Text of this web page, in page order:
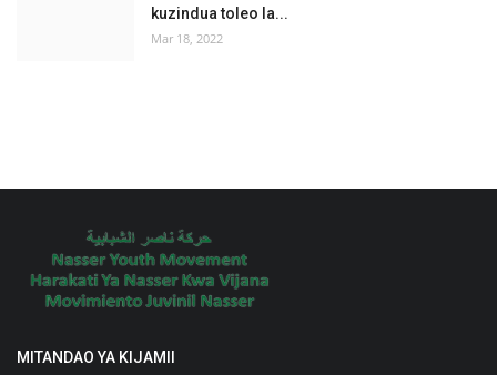
kuzindua toleo la...
Mar 18, 2022
MITANDAO YA KIJAMII